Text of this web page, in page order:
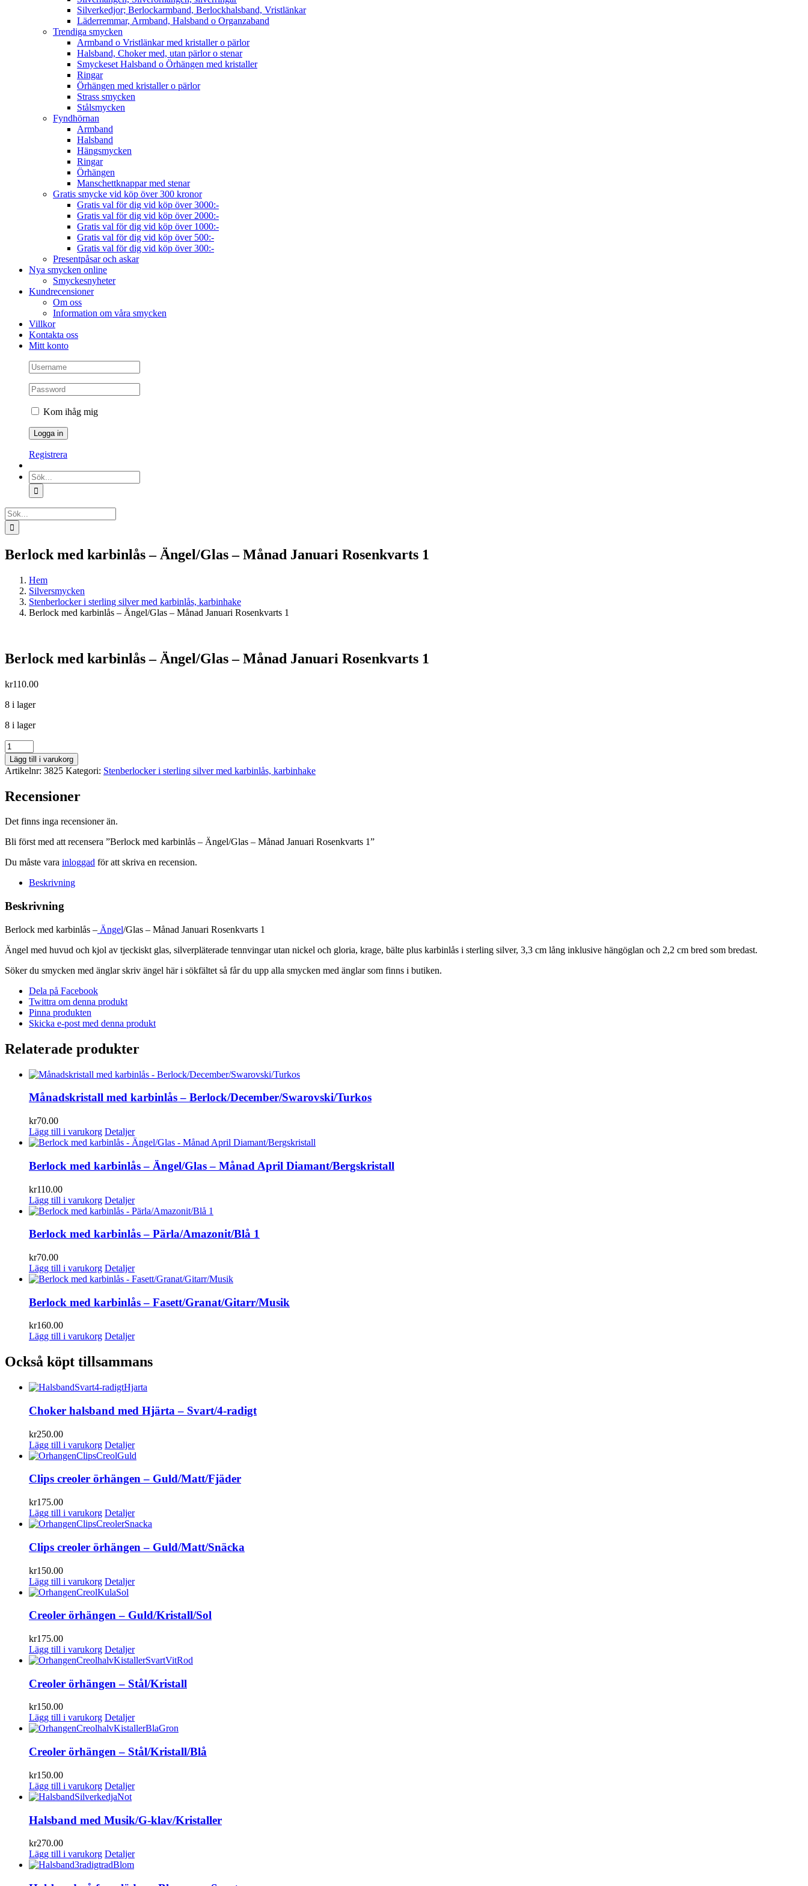
Silverkedjor; Berlockarmband, Berlockhalsband, Vristlänkar
Läderremmar, Armband, Halsband o Organzaband
Trendiga smycken
Armband o Vristlänkar med kristaller o pärlor
Halsband, Choker med, utan pärlor o stenar
Smyckeset Halsband o Örhängen med kristaller
Ringar
Örhängen med kristaller o pärlor
Strass smycken
Stålsmycken
Fyndhörnan
Armband
Halsband
Hängsmycken
Ringar
Örhängen
Manschettknappar med stenar
Gratis smycke vid köp över 300 kronor
Gratis val för dig vid köp över 3000:-
Gratis val för dig vid köp över 2000:-
Gratis val för dig vid köp över 1000:-
Gratis val för dig vid köp över 500:-
Gratis val för dig vid köp över 300:-
Presentpåsar och askar
Nya smycken online
Smyckesnyheter
Kundrecensioner
Om oss
Information om våra smycken
Villkor
Kontakta oss
Mitt konto
Kom ihåg mig
Registrera
Sök
efter:
Sök
efter:
Berlock med karbinlås – Ängel/Glas – Månad Januari Rosenkvarts 1
Hem
Silversmycken
Stenberlocker i sterling silver med karbinlås, karbinhake
Berlock med karbinlås – Ängel/Glas – Månad Januari Rosenkvarts 1
Berlock med karbinlås – Ängel/Glas – Månad Januari Rosenkvarts 1
kr110.00
8 i lager
8 i lager
Berlock
med
karbinlås
-
-
Januari
1
Lägg till i varukorg
Artikelnr: 3825 Kategori: Stenberlocker i sterling silver med karbinlås, karbinhake
Recensioner
Det finns inga recensioner än.
Bli först med att recensera ”Berlock med karbinlås – Ängel/Glas – Månad Januari Rosenkvarts 1”
Du måste vara inloggad för att skriva en recension.
Beskrivning
Beskrivning
Berlock med karbinlås – Ängel/Glas – Månad Januari Rosenkvarts 1
Ängel med huvud och kjol av tjeckiskt glas, silverpläterade tennvingar utan nickel och gloria, krage, bälte plus karbinlås i sterling silver, 3,3 cm lång inklusive hängöglan och 2,2 cm bred som bredast.
Söker du smycken med änglar skriv ängel här i sökfältet så får du upp alla smycken med änglar som finns i butiken.
Dela på Facebook
Twittra om denna produkt
Pinna produkten
Skicka e-post med denna produkt
Relaterade produkter
Månadskristall med karbinlås – Berlock/December/Swarovski/Turkos
kr70.00
Lägg till i varukorg Detaljer
Berlock med karbinlås – Ängel/Glas – Månad April Diamant/Bergskristall
kr110.00
Lägg till i varukorg Detaljer
Berlock med karbinlås – Pärla/Amazonit/Blå 1
kr70.00
Lägg till i varukorg Detaljer
Berlock med karbinlås – Fasett/Granat/Gitarr/Musik
kr160.00
Lägg till i varukorg Detaljer
Också köpt tillsammans
Choker halsband med Hjärta – Svart/4-radigt
kr250.00
Lägg till i varukorg Detaljer
Clips creoler örhängen – Guld/Matt/Fjäder
kr175.00
Lägg till i varukorg Detaljer
Clips creoler örhängen – Guld/Matt/Snäcka
kr150.00
Lägg till i varukorg Detaljer
Creoler örhängen – Guld/Kristall/Sol
kr175.00
Lägg till i varukorg Detaljer
Creoler örhängen – Stål/Kristall
kr150.00
Lägg till i varukorg Detaljer
Creoler örhängen – Stål/Kristall/Blå
kr150.00
Lägg till i varukorg Detaljer
Halsband med Musik/G-klav/Kristaller
kr270.00
Lägg till i varukorg Detaljer